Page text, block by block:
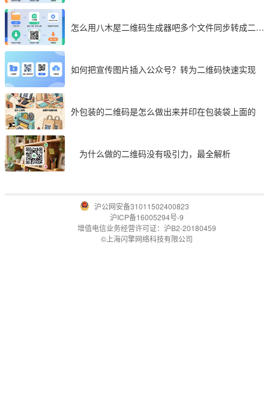
怎么用八木屋二维码生成器吧多个文件同步转成二维
如何把宣传图片插入公众号？转为二维码快速实现
外包装的二维码是怎么做出来并印在包装袋上面的
为什么做的二维码没有吸引力，最全解析
沪公网安备31011502400823
沪ICP备16005294号-9
增值电信业务经营许可证：沪B2-20180459
©上海闪擎网络科技有限公司